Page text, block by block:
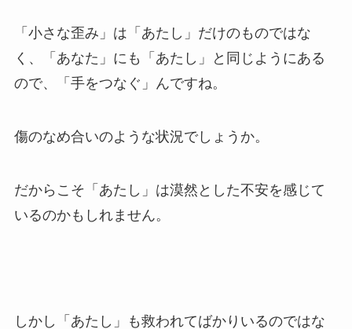
「小さな歪み」は「あたし」だけのものではな
く、「あなた」にも「あたし」と同じようにある
ので、「手をつなぐ」んですね。
傷のなめ合いのような状況でしょうか。
だからこそ「あたし」は漠然とした不安を感じて
いるのかもしれません。
しかし「あたし」も救われてばかりいるのではな